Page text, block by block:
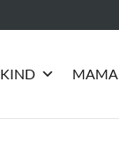
KIND MAMA